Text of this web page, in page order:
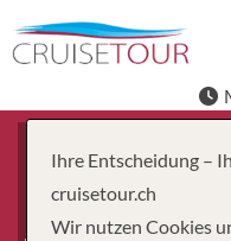
Ihre Entscheidung –
cruisetour.ch
Wir nutzen Cookies